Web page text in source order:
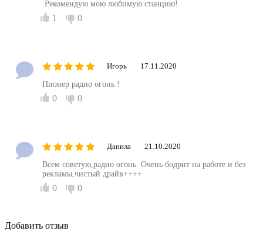
.Рекомендую мою любимую станцию!
1 0
Игорь 17.11.2020
Пионер радио огонь !
0 0
Данила 21.10.2020
Всем советую,радио огонь. Очень бодрит на работе и без
рекламы,чистый драйв++++
0 0
Добавить отзыв